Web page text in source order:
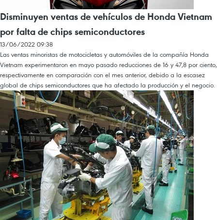
Disminuyen ventas de vehículos de Honda Vietnam
por falta de chips semiconductores
13/06/2022 09:38
Las ventas minoristas de motocicletas y automóviles de la compañía Honda
Vietnam experimentaron en mayo pasado reducciones de 16 y 47,8 por ciento,
respectivamente en comparación con el mes anterior, debido a la escasez
global de chips semiconductores que ha afectado la producción y el negocio.